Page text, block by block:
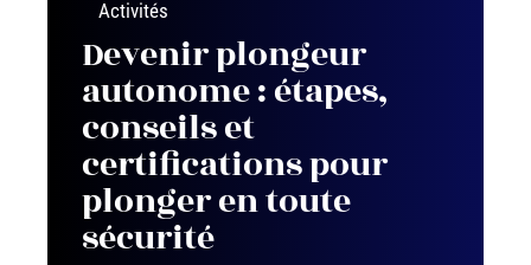
Activités
Devenir plongeur
autonome : étapes,
conseils et
certifications pour
plonger en toute
sécurité